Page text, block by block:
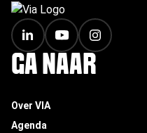
FOOTER
GA NAAR
Over VIA
Agenda